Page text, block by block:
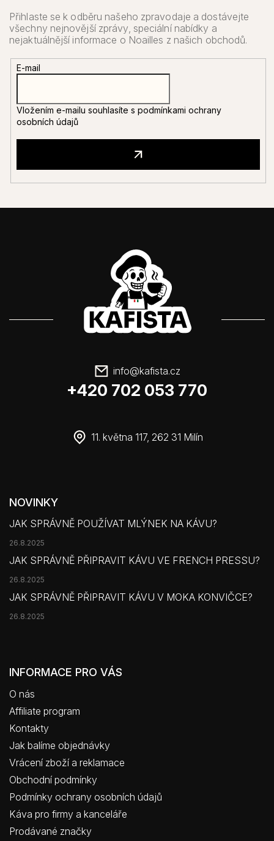
E-mail
Vložením e-mailu souhlasíte s podmínkami ochrany
osobních údajů
info@kafista.cz
+420 702 053 770
11. května 117, 262 31 Milín
NOVINKY
JAK SPRÁVNĚ POUŽÍVAT MLÝNEK NA KÁVU?
26.8.2025
JAK SPRÁVNĚ PŘIPRAVIT KÁVU VE FRENCH PRESSU?
26.8.2025
JAK SPRÁVNĚ PŘIPRAVIT KÁVU V MOKA KONVIČCE?
26.8.2025
INFORMACE PRO VÁS
O nás
Affiliate program
Kontakty
Jak balíme objednávky
Vrácení zboží a reklamace
Obchodní podmínky
Podmínky ochrany osobních údajů
Káva pro firmy a kanceláře
Prodávané značky